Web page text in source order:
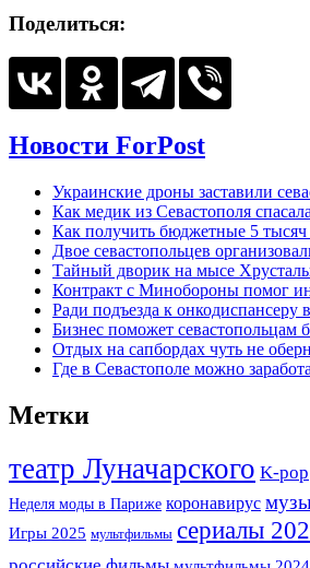
Поделиться:
Новости ForPost
Украинские дроны заставили
Как медик из Севастополя
Как получить бюджетные 5 тысяч
Двое севастопольцев
Тайный дворик на мысе
Контракт с Минобороны помог
Ради подъезда к
Бизнес поможет севастопольцам
Отдых на сапбордах чуть не
Где в Севастополе можно
Метки
театр Луначарского K-pop
Неделя моды в Париже коронавирус
Игры 2025 мультфильмы сериалы